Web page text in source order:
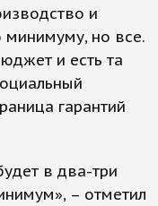
и
минимуму, но все.
и есть та
гарантий
в два-три
– отметил